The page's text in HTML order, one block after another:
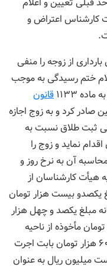
کارشناس اعتراض و
از زوجه را منفی
ختم رسیدگی به موجب
قانون
کرد و به زوج اجازه
ثبت طلاق نسبت به
نماید و زوج را
آن به نرخ روز و
کارشناسان از
۱/۹۰ ماهیانه مبلغ یکصدو بیست هزار تومان
ماهیانه مبلغ یکصد و چهل هزار
مأخوذه از ناحیه
زوجه و همچنین مبلغ هشت میلیون و ۶۰۰ هزار تومان بابت اجرت
میلیون ریال به عنوان